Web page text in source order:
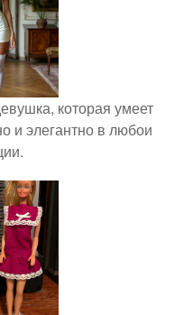
которая умеет
и элегантно в любои